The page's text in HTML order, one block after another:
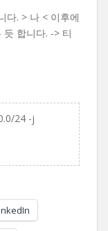
다. > 나 < 이후에
합니다. -> 티
24 -j